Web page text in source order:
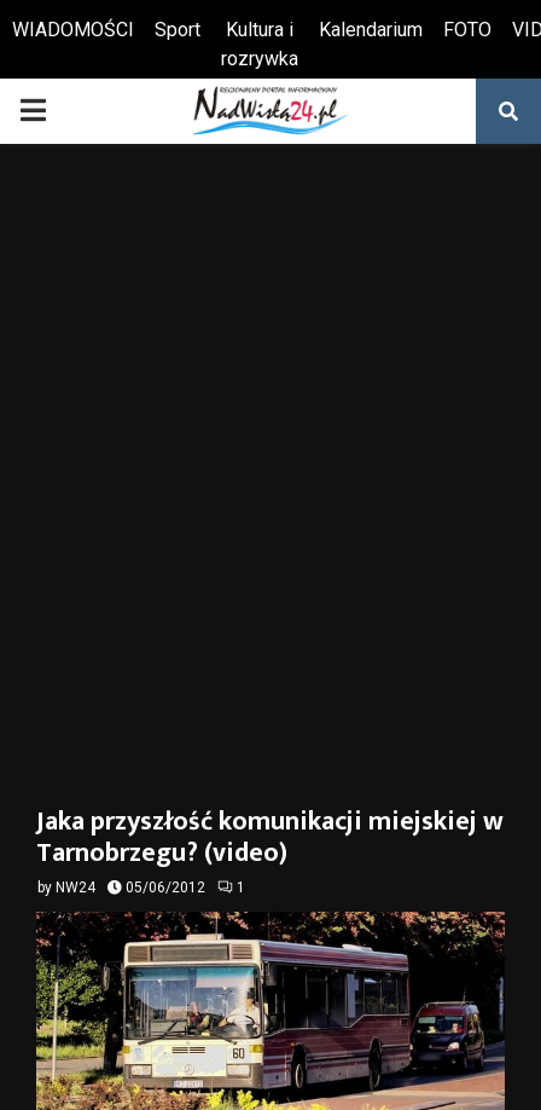
Otwórz pasek narzędzi
WIADOMOŚCI Sport
Kultura i
rozrywka
Kalendarium FOTO
PRIMARY
Jaka przyszłość komunikacji miejskiej w
Tarnobrzegu? (video)
by NW24 05/06/2012 1